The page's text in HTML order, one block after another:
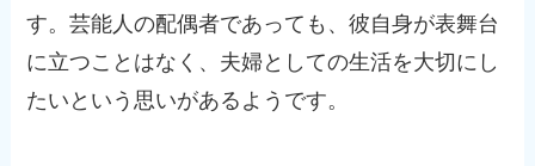
す。芸能人の配偶者であっても、彼自身が表舞台
に立つことはなく、夫婦としての生活を大切にし
たいという思いがあるようです。